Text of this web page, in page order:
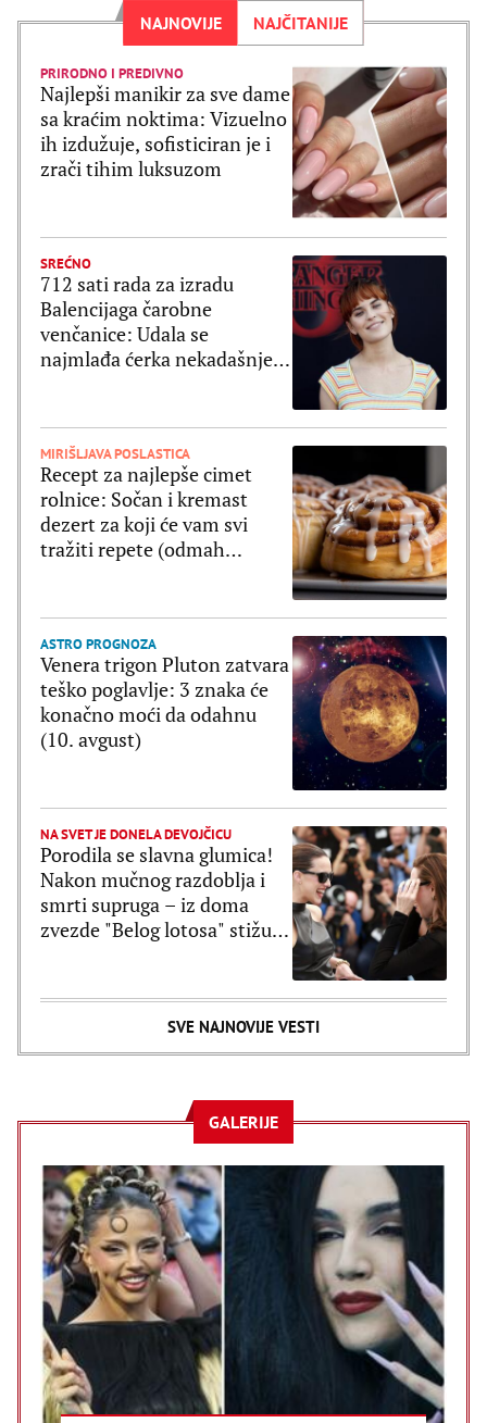
NAJNOVIJE NAJČITANIJE
PRIRODNO I PREDIVNO
Najlepši manikir za sve dame
sa kraćim noktima: Vizuelno
ih izdužuje, sofisticiran je i
zrači tihim luksuzom
SREĆNO
712 sati rada za izradu
Balencijaga čarobne
venčanice: Udala se
najmlađa ćerka nekadašnjeg
MIRIŠLJAVA POSLASTICA
Recept za najlepše cimet
rolnice: Sočan i kremast
dezert za koji će vam svi
tražiti repete (odmah
ASTRO PROGNOZA
Venera trigon Pluton zatvara
teško poglavlje: 3 znaka će
konačno moći da odahnu
(10. avgust)
NA SVET JE DONELA DEVOJČICU
Porodila se slavna glumica!
Nakon mučnog razdoblja i
smrti supruga – iz doma
zvezde "Belog lotosa" stižu
SVE NAJNOVIJE VESTI
GALERIJE